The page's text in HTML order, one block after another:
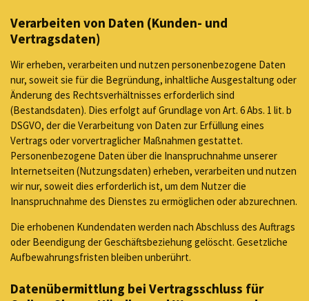
Verarbeiten von Daten (Kunden- und
Vertragsdaten)
Wir erheben, verarbeiten und nutzen personenbezogene Daten
nur, soweit sie für die Begründung, inhaltliche Ausgestaltung oder
Änderung des Rechtsverhältnisses erforderlich sind
(Bestandsdaten). Dies erfolgt auf Grundlage von Art. 6 Abs. 1 lit. b
DSGVO, der die Verarbeitung von Daten zur Erfüllung eines
Vertrags oder vorvertraglicher Maßnahmen gestattet.
Personenbezogene Daten über die Inanspruchnahme unserer
Internetseiten (Nutzungsdaten) erheben, verarbeiten und nutzen
wir nur, soweit dies erforderlich ist, um dem Nutzer die
Inanspruchnahme des Dienstes zu ermöglichen oder abzurechnen.
Die erhobenen Kundendaten werden nach Abschluss des Auftrags
oder Beendigung der Geschäftsbeziehung gelöscht. Gesetzliche
Aufbewahrungsfristen bleiben unberührt.
Datenübermittlung bei Vertragsschluss für